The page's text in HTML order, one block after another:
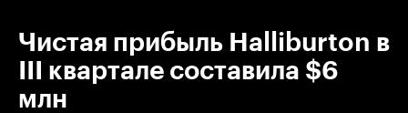
Чистая прибыль Halliburton в
III квартале составила $6
млн